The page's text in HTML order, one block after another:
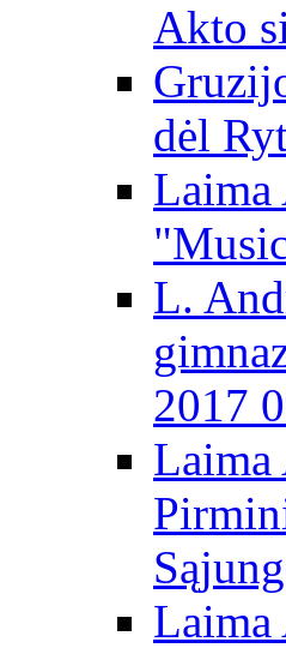
Akto
dėl
L.
2017
Laima
Laima